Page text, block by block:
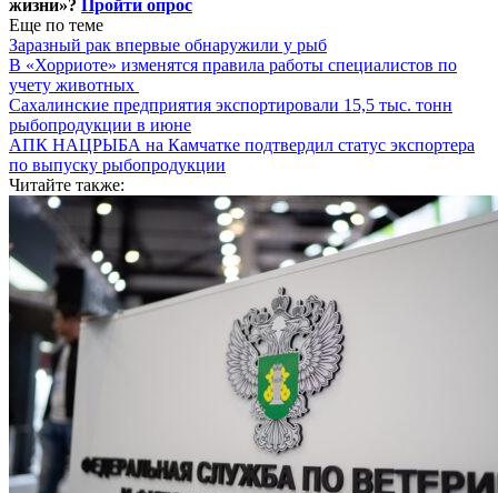
жизни»? Пройти опрос
Еще по теме
Заразный рак впервые обнаружили у рыб
В «Хорриоте» изменятся правила работы специалистов по
учету животных
Сахалинские предприятия экспортировали 15,5 тыс. тонн
рыбопродукции в июне
АПК НАЦРЫБА на Камчатке подтвердил статус экспортера
по выпуску рыбопродукции
Читайте также: